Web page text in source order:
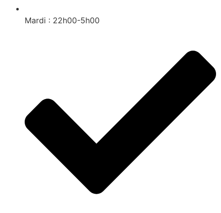
Mardi : 22h00-5h00